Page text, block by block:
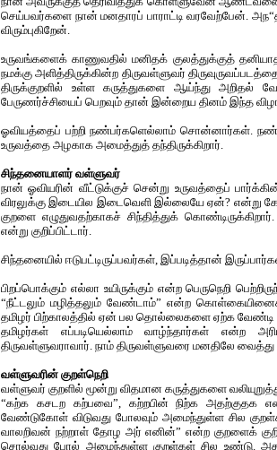
செய்பவர்களை நான் மனதாரப் பாராட்டி வரவேற்பேன்.
விரும்புகிறேன்.
உருவங்களைக் காணுவதில் மனிதக் குலத்துக்குத்
நமக்கு அளித்திருக்கின்ற திருவள்ளுவர்
திருக்குறளில் உள்ள கருத்துகளை ஆய்ந்து அறிதல்
பேருணர்ச்சியைப் பெறவும் தான் இன்றைய தினம் இந்த
ஓவியத்தைப் பற்றி நண்பர்களெல்லாம் சொன்னார்கள்.
உருவத்தை அழகாக அமைத்துத் தந்திருக்கிறார்.
சிந்தனையாளர் வள்ளுவர்
நான் ஓவியரின் வீட்டுக்குச் சென்று உருவத்தைப்
விரலுக்கு இடையில இடைவெளி இல்லையே ஏன்? என்று
குறளை எழுதுவதற்காகச் சிந்தித்துக்
என்று குறிப்பிட்டார்.
சிந்தனையில் ஈடுபட்டிருப்பவர்கள், இப்படித்தான்
பிறப்பொக்கும் எல்லா உயிருக்கும் என்ற பெருநெறி
“நீட்டலும் மழித்தலும் வேண்டாம்” என்ற
தமிழர் பிற்காலத்தில் ஏன் பல தொல்லைகளை ஏற்க வேண்டி
தமிழர்கள் எப்படியெல்லாம் வாழ்ந்தார்கள் என்ற
திருவள்ளுவராவார். நாம் திருவள்ளுவரை மனதிலே
வள்ளுவரின் குறள்நெறி
வள்ளுவர் குறளில் மூன்று விதமான கருத்துகளை
“கற்க கசடற கற்பவை”, கற்றபின் நிற்க அதற்குதக
வேண்டுகோள் விடுவது போலவும் அமைந்துள்ள சில
வாலறிவன் நற்றாள் தோழ அர் எனின்” என்ற குறளைக்
சொல்வது போல் அமைந்துள்ள குறள்கள் சில உண்டு.